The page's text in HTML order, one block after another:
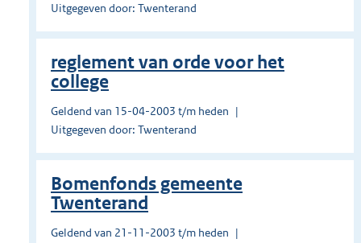
Uitgegeven door: Twenterand
reglement van orde voor het
college
Geldend van 15-04-2003 t/m heden
Uitgegeven door: Twenterand
Bomenfonds gemeente
Twenterand
Geldend van 21-11-2003 t/m heden